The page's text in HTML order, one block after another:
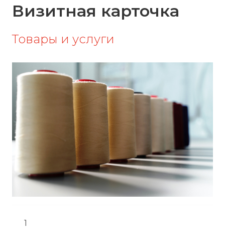
Визитная карточка
Товары и услуги
1